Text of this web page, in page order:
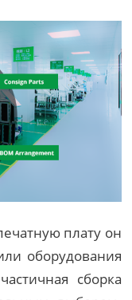
плату он
оборудования
сборка